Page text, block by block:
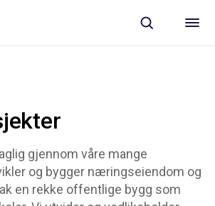
gjennom våre mange
og bygger næringseiendom og
en rekke offentlige bygg som